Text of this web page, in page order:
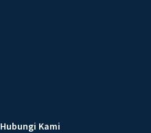
Hubungi Kami